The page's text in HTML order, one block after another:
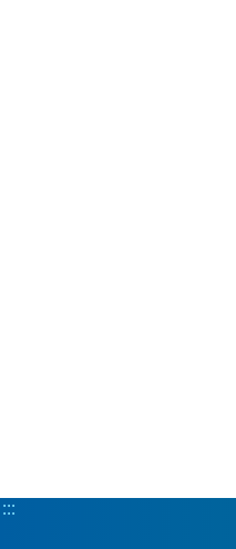
:::
:::